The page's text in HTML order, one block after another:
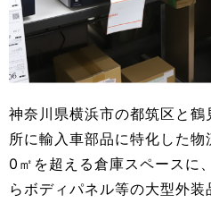
神奈川県横浜市の都筑区と
所に輸入車部品に特化した
0㎡を超える倉庫スペースに
らボディパネル等の大型外